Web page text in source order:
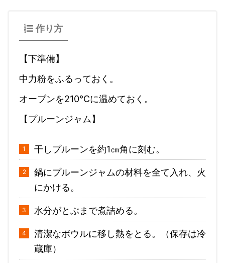
作り方
【下準備】
中力粉をふるっておく。
オーブンを210℃に温めておく。
【プルーンジャム】
干しプルーンを約1㎝角に刻む。
鍋にプルーンジャムの材料を全て入れ、火
にかける。
水分がとぶまで煮詰める。
清潔なボウルに移し熱をとる。（保存は冷
蔵庫）